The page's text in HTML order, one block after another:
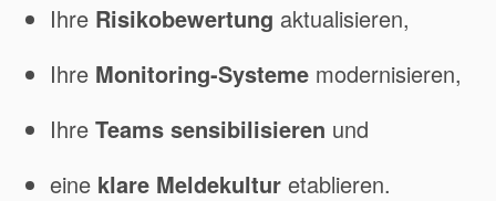
Ihre Risikobewertung aktualisieren,
Ihre Monitoring-Systeme modernisieren,
Ihre Teams sensibilisieren und
eine klare Meldekultur etablieren.